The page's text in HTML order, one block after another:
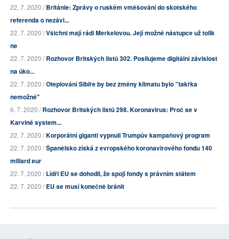
22. 7. 2020 /Británie: Zprávy o ruském vměšování do skotského
referenda o nezávi...
22. 7. 2020 /Všichni mají rádi Merkelovou. Její možné nástupce už tolik
ne
22. 7. 2020 /Rozhovor Britských listů 302. Posilujeme digitální závislost
na úko...
22. 7. 2020 /Oteplování Sibiře by bez změny klimatu bylo "takřka
nemožné"
6. 7. 2020 /Rozhovor Britských listů 298. Koronavirus: Proč se v
Karviné system...
22. 7. 2020 /Korporátní giganti vypnuli Trumpův kampaňový program
22. 7. 2020 /Španělsko získá z evropského koronavirového fondu 140
miliard eur
22. 7. 2020 /Lídři EU se dohodli, že spojí fondy s právním státem
22. 7. 2020 /EU se musí konečně bránit